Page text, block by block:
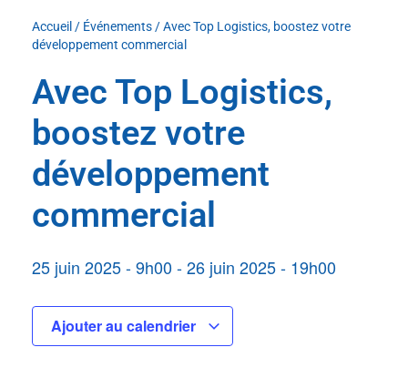
Accueil / Événements/Avec Top Logistics, boostez votre
développement commercial
Avec Top Logistics,
boostez votre
développement
commercial
25 juin 2025-9h00-26 juin 2025- 19h00
Ajouter au calendrier